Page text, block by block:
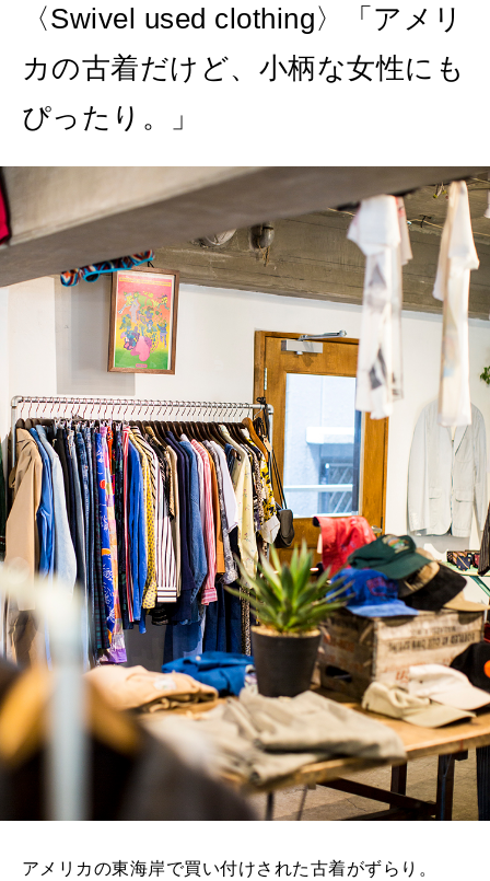
〈Swivel used clothing〉「アメリ
カの古着だけど、小柄な女性にも
ぴったり。」
アメリカの東海岸で買い付けされた古着がずらり。